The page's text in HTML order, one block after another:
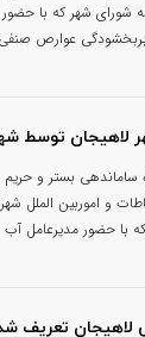
شهر که با
بربخشودگی عوارص
لاهیجان توسط
ساماندهی بستر و
و اموربین الملل
با حضور مدیرعامل